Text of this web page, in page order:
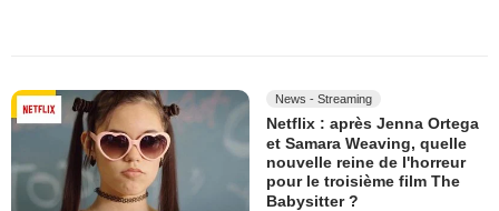
News - Streaming
Netflix : après Jenna Ortega
et Samara Weaving, quelle
nouvelle reine de l'horreur
pour le troisième film The
Babysitter ?